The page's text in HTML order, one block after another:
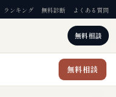
ランキング 無料診断 よくある質問
無料相談
無料相談